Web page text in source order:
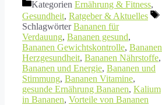
Kategorien Ernährung & Fitness,
Gesundheit, Ratgeber & Aktuelles
SchlagwörterBananen für
Verdauung, Bananen gesund,
Bananen Gewichtskontrolle, Bananen
Herzgesundheit, Bananen Nährstoffe,
Bananen und Energie, Bananen und
Stimmung, Bananen Vitamine,
gesunde Ernährung Bananen, Kalium
in Bananen, Vorteile von Bananen